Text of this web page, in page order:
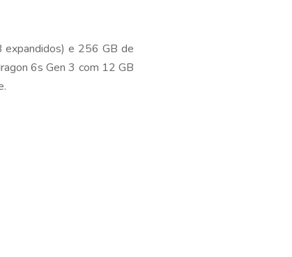
expandidos) e 256 GB de
6s Gen 3 com 12 GB